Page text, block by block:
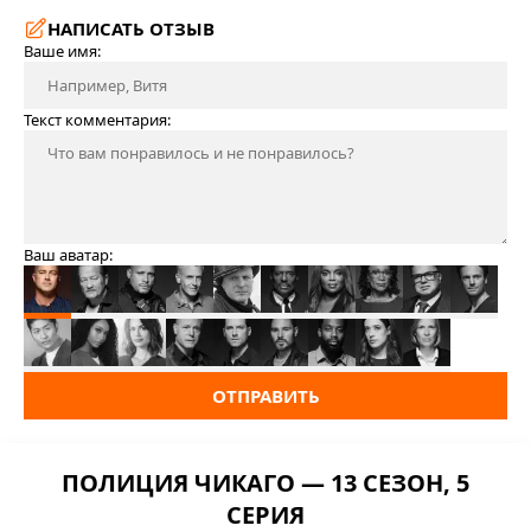
НАПИСАТЬ ОТЗЫВ
Ваше имя:
Текст комментария:
Ваш аватар:
ОТПРАВИТЬ
ПОЛИЦИЯ ЧИКАГО — 13 СЕЗОН, 5
СЕРИЯ